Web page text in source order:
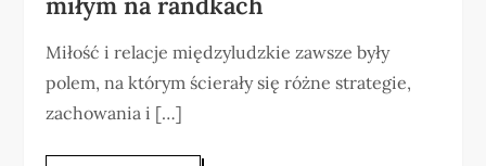
Miłość i relacje międzyludzkie zawsze były
polem, na którym ścierały się różne strategie,
zachowania i […]